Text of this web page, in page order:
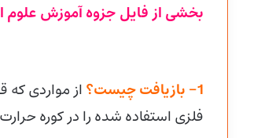
بخشی از فایل جزوه آموزش علوم
1- بازیافت چیست؟
از مواردی
فلزی استفاده شده را در کوره